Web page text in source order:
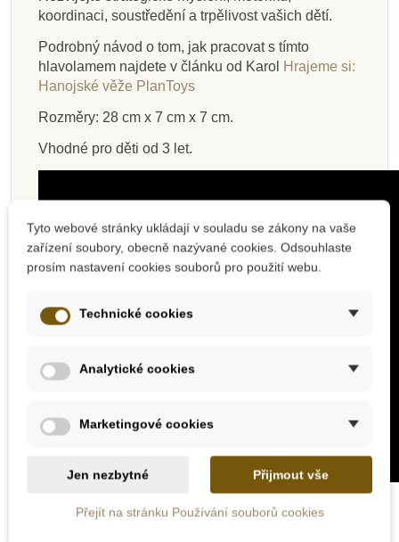
Přidat do košíku Zobrazit detail
Zobrazit detail Přidat do košíku
Zobrazit detail Přidat do košíku
Přidat do košíku Přidat do košíku
koordinaci, soustředění a trpělivost vašich dětí.
Podrobný návod o tom, jak pracovat s tímto
hlavolamem najdete v článku od Karol Hrajeme si:
Hanojské věže PlanToys
Rozměry: 28 cm x 7 cm x 7 cm.
Vhodné pro děti od 3 let.
PLAN TOYS
Tyto webové stránky ukládají v souladu se zákony na vaše
zařízení soubory, obecně nazývané cookies. Odsouhlaste
prosím nastavení cookies souborů pro použití webu.
Technické cookies
Analytické cookies
Marketingové cookies
Jen nezbytné Přijmout vše
Přejít na stránku Používání souborů cookies